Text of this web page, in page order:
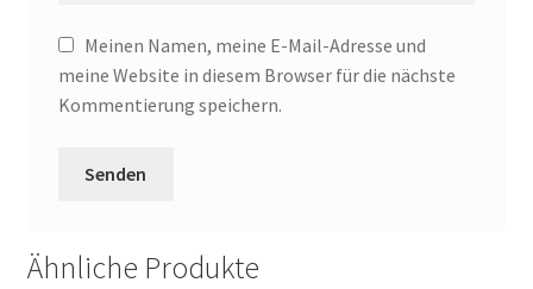
Meinen Namen, meine E-Mail-Adresse und
meine Website in diesem Browser für die nächste
Kommentierung speichern.
Ähnliche Produkte